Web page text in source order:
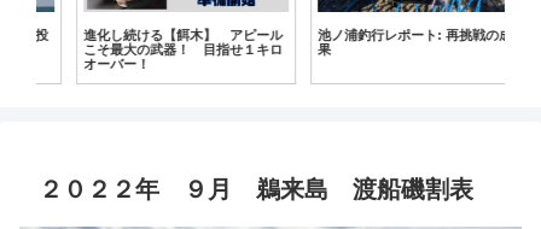
進化し続ける【餌木】 アピール
こそ最大の武器！ 目指せ１キロ
オーバー！
池ノ浦釣行レポート: 再挑戦の成
２０２２年 ９月 鵜来島 渡船磯割表